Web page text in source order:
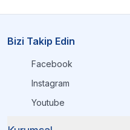
Bizi Takip Edin
Facebook
Instagram
Youtube